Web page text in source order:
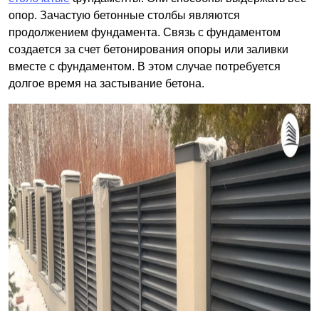
опор. Зачастую бетонные столбы являются
продолжением фундамента. Связь с фундаментом
создается за счет бетонирования опоры или заливки
вместе с фундаментом. В этом случае потребуется
долгое время на застывание бетона.